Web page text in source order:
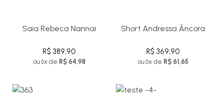
Saia Rebeca Nannai
R$ 389,90
ou 6x de R$ 64,98
Short Andressa Âncora
R$ 369,90
ou 6x de R$ 61,65